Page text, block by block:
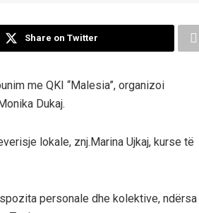
Share on Twitter
me QKI “Malesia”, organizoi
Dukaj.
lokale, znj.Marina Ujkaj, kurse të
personale dhe kolektive, ndërsa